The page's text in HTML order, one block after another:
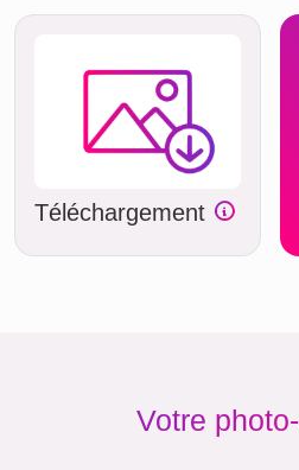
Téléchargement
Votre